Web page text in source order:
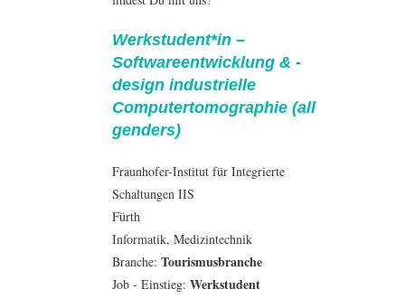
Werkstudent*in –
Softwareentwicklung & -
design industrielle
Computertomographie (all
genders)
Fraunhofer-Institut für Integrierte
Schaltungen IIS
Fürth
Informatik, Medizintechnik
Branche: Tourismusbranche
Job - Einstieg: Werkstudent